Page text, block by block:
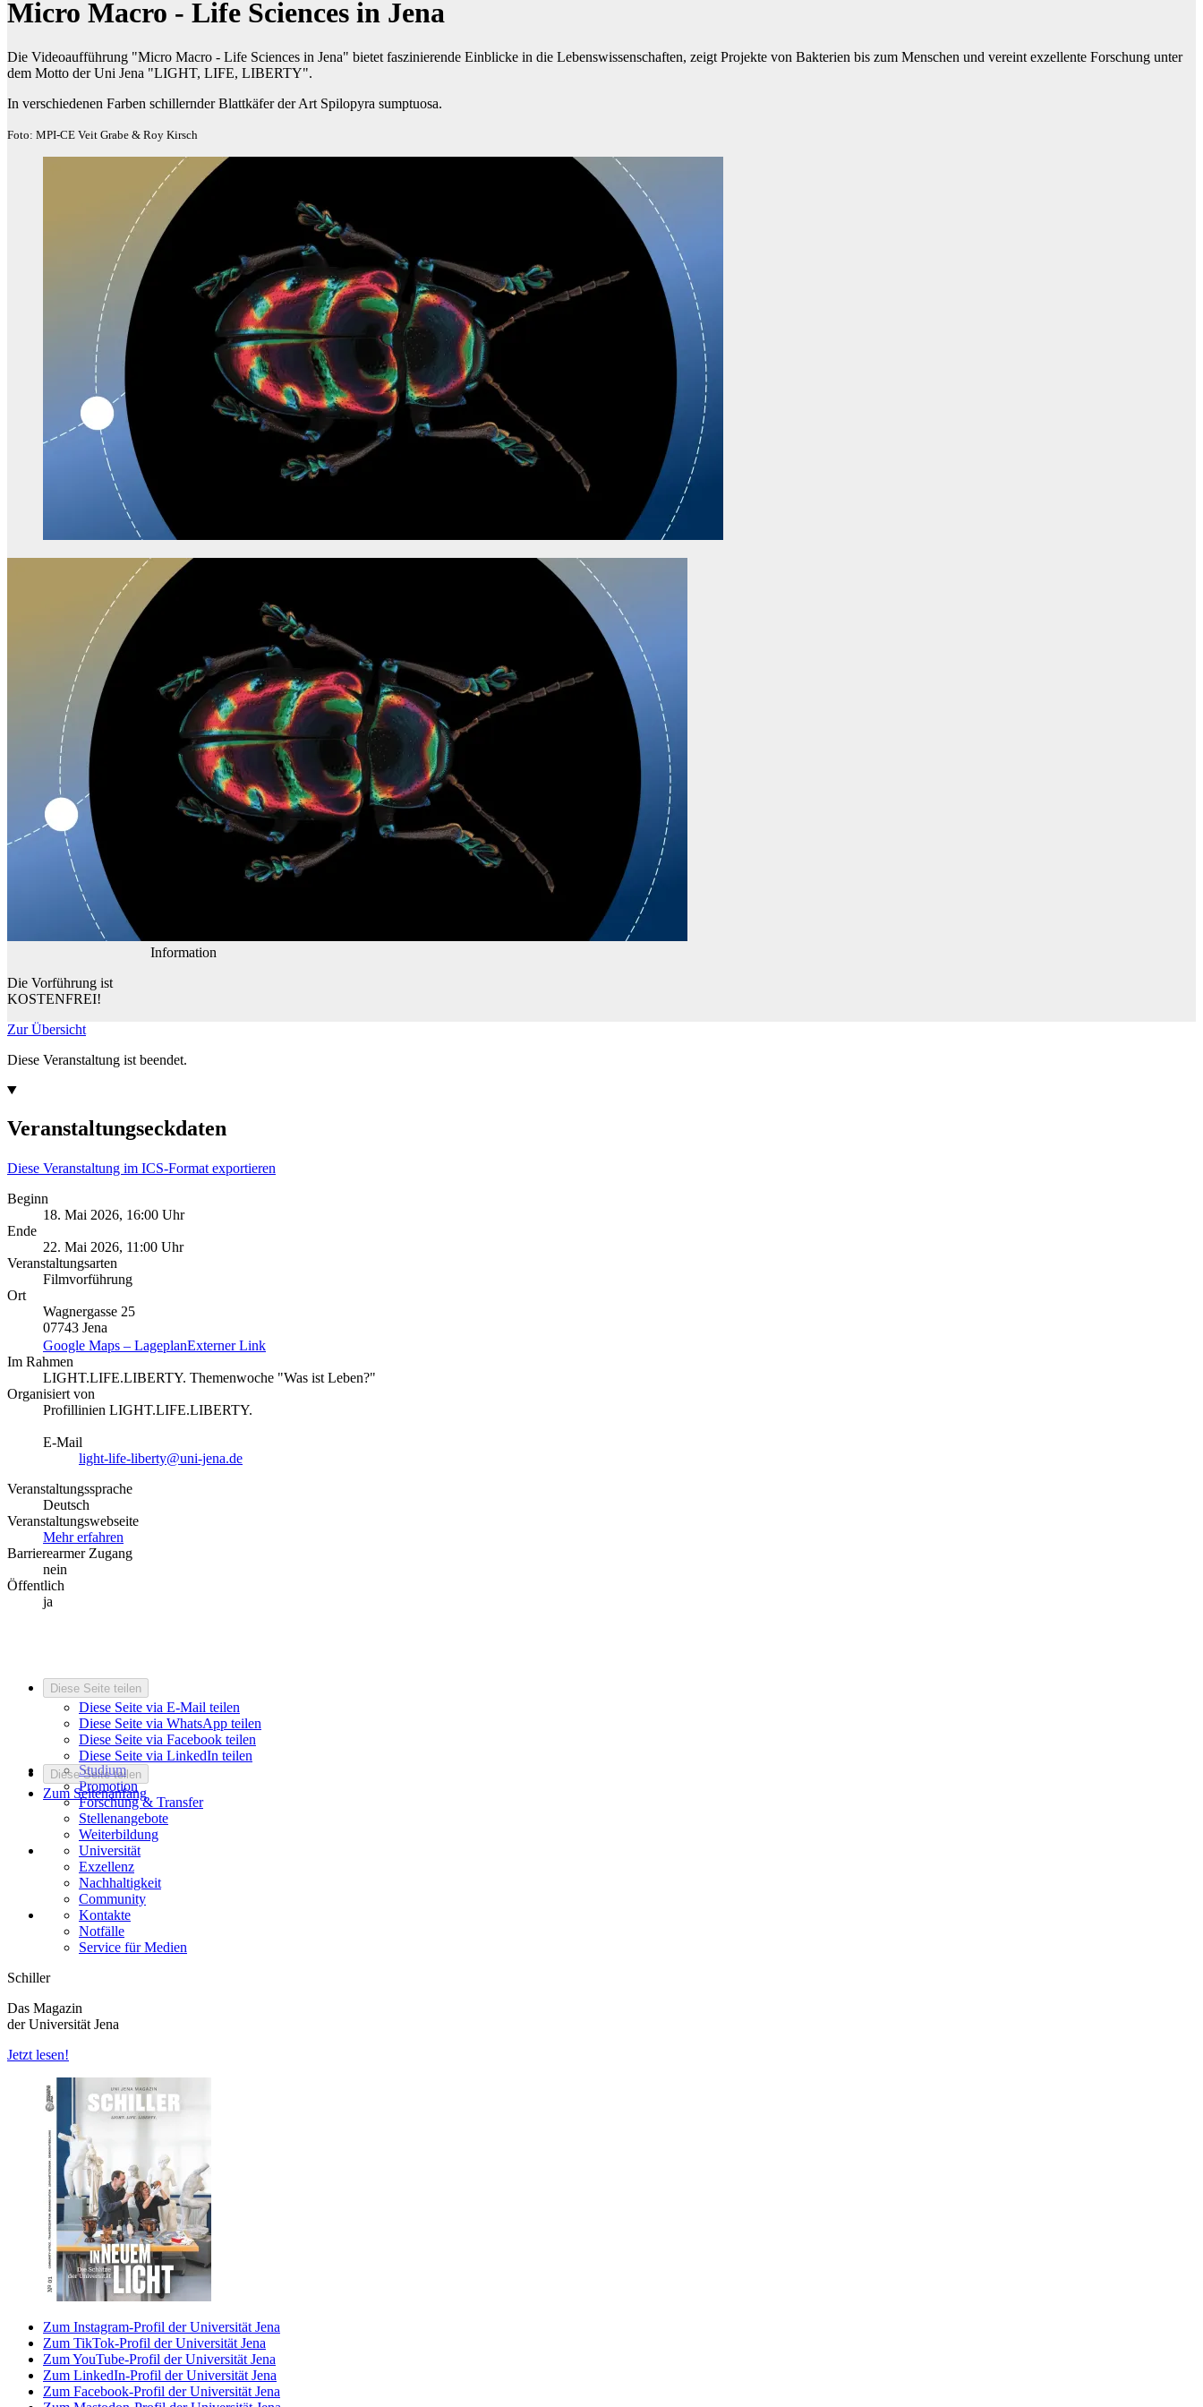
Micro Macro - Life Sciences in Jena
Die Videoaufführung "Micro Macro - Life Sciences in Jena" bietet faszinierende Einblicke in die Lebenswissenschaften, zeigt Projekte von Bakterien bis zum Menschen und vereint exzellente Forschung unter
dem Motto der Uni Jena "LIGHT, LIFE, LIBERTY".
In verschiedenen Farben schillernder Blattkäfer der Art Spilopyra sumptuosa.
Foto: MPI-CE Veit Grabe & Roy Kirsch
Information
Die Vorführung ist
KOSTENFREI!
Zur Übersicht
Diese Veranstaltung ist beendet.
Veranstaltungseckdaten
Diese Veranstaltung im ICS-Format exportieren
Beginn
18. Mai 2026, 16:00 Uhr
Ende
22. Mai 2026, 11:00 Uhr
Veranstaltungsarten
Filmvorführung
Ort
Wagnergasse 25
07743 Jena
Google Maps – LageplanExterner Link
Im Rahmen
LIGHT.LIFE.LIBERTY. Themenwoche "Was ist Leben?"
Organisiert von
Profillinien LIGHT.LIFE.LIBERTY.
E-Mail
light-life-liberty@uni-jena.de
Veranstaltungssprache
Deutsch
Veranstaltungswebseite
Mehr erfahren
Barrierearmer Zugang
nein
Öffentlich
ja
Diese Seite teilen
Diese Seite via E-Mail teilen
Diese Seite via WhatsApp teilen
Diese Seite via Facebook teilen
Diese Seite via LinkedIn teilen
Diese Seite teilen
Zum Seitenanfang
Studium
Promotion
Forschung & Transfer
Stellenangebote
Weiterbildung
Universität
Exzellenz
Nachhaltigkeit
Community
Kontakte
Notfälle
Service für Medien
Schiller
Das Magazin
der Universität Jena
Jetzt lesen!
Zum Instagram-Profil der Universität Jena
Zum TikTok-Profil der Universität Jena
Zum YouTube-Profil der Universität Jena
Zum LinkedIn-Profil der Universität Jena
Zum Facebook-Profil der Universität Jena